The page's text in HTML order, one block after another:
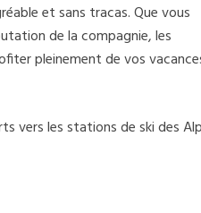
et sans tracas. Que vous
de la compagnie, les
pleinement de vos
vers les stations de ski des